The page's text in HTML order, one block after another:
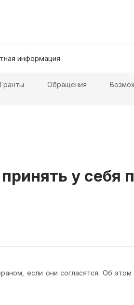
информация
Гранты Обращения
принять у
если они согласятся. Об